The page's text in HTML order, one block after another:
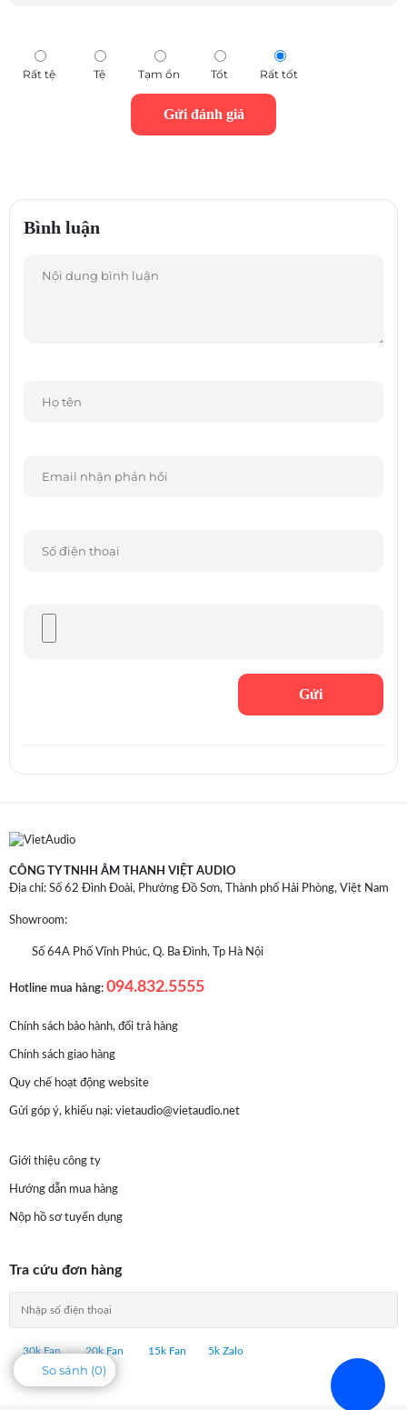
Rất tệ Tệ Tạm ổn Tốt Rất tốt
Bình luận
So sánh (0)
CÔNG TY TNHH ÂM THANH VIỆT AUDIO
Địa chỉ: Số 62 Đình Đoài, Phường Đồ Sơn, Thành phố Hải Phòng, Việt Nam
Showroom:
Số 64A Phố Vĩnh Phúc, Q. Ba Đình, Tp Hà Nội
Hotline mua hàng: 094.832.5555
Chính sách bảo hành, đổi trả hàng
Chính sách giao hàng
Quy chế hoạt động website
Gửi góp ý, khiếu nại: vietaudio@vietaudio.net
Giới thiệu công ty
Hướng dẫn mua hàng
Nộp hồ sơ tuyển dụng
Tra cứu đơn hàng
30k Fan 20k Fan 15k Fan 5k Zalo